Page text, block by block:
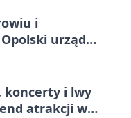
i
urząd
koncerty i lwy
atrakcji w